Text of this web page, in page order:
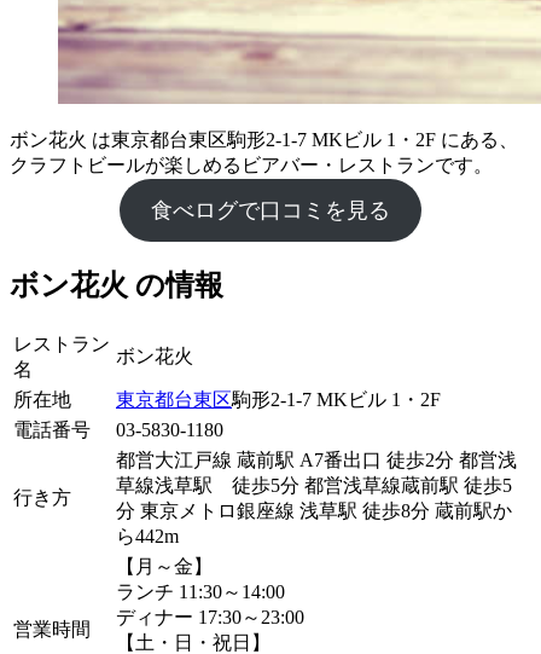
ボン花火 は東京都台東区駒形2-1-7 MKビル 1・2F にある、
クラフトビールが楽しめるビアバー・レストランです。
食べログで口コミを見る
ボン花火 の情報
レストラン
名
ボン花火
所在地 東京都台東区駒形2-1-7 MKビル 1・2F
電話番号
03-5830-1180
行き方
都営大江戸線 蔵前駅 A7番出口 徒歩2分 都営浅
草線浅草駅 徒歩5分 都営浅草線蔵前駅 徒歩5
分 東京メトロ銀座線 浅草駅 徒歩8分 蔵前駅か
ら442m
営業時間
【月～金】
ランチ 11:30～14:00
ディナー 17:30～23:00
【土・日・祝日】